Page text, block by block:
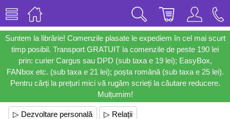
Suntem la librărie! Comenzile plasate le expediem în cel mai scurt
timp posibil. Transport GRATUIT la comenzile de peste 190 lei
prin: curier Cargus sau DPD (sub taxa e 19 lei); EasyBox,
FANbox etc. (sub taxa e 21 lei); poșta română (sub taxa e 25 lei).
Pentru cărți la prețuri mici vă rugăm scrieți la căutare reducere.
Mulțumim!
▷ Dezvoltare personală ▷ Relații